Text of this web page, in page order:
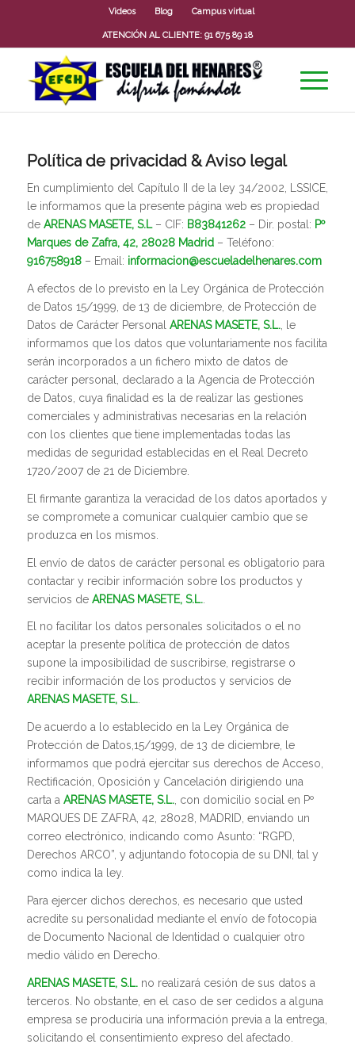
Videos Blog Campus virtual
ATENCIÓN AL CLIENTE: 91 675 89 18
Política de privacidad & Aviso legal
En cumplimiento del Capítulo II de la ley 34/2002, LSSICE,
le informamos que la presente página web es propiedad
de ARENAS MASETE, S.L– CIF: B83841262– Dir. postal: Pº
Marques de Zafra, 42, 28028 Madrid– Teléfono:
916758918– Email: informacion@escueladelhenares.com
A efectos de lo previsto en la Ley Orgánica de Protección
de Datos 15/1999, de 13 de diciembre, de Protección de
Datos de Carácter Personal ARENAS MASETE, S.L., le
informamos que los datos que voluntariamente nos facilita
serán incorporados a un fichero mixto de datos de
carácter personal, declarado a la Agencia de Protección
de Datos, cuya finalidad es la de realizar las gestiones
comerciales y administrativas necesarias en la relación
con los clientes que tiene implementadas todas las
medidas de seguridad establecidas en el Real Decreto
1720/2007 de 21 de Diciembre.
El firmante garantiza la veracidad de los datos aportados y
se compromete a comunicar cualquier cambio que se
produzca en los mismos.
El envío de datos de carácter personal es obligatorio para
contactar y recibir información sobre los productos y
servicios de ARENAS MASETE, S.L..
El no facilitar los datos personales solicitados o el no
aceptar la presente política de protección de datos
supone la imposibilidad de suscribirse, registrarse o
recibir información de los productos y servicios de
ARENAS MASETE, S.L..
De acuerdo a lo establecido en la Ley Orgánica de
Protección de Datos,15/1999, de 13 de diciembre, le
informamos que podrá ejercitar sus derechos de Acceso,
Rectificación, Oposición y Cancelación dirigiendo una
carta a ARENAS MASETE, S.L., con domicilio social en Pº
MARQUES DE ZAFRA, 42, 28028, MADRID, enviando un
correo electrónico, indicando como Asunto: “RGPD,
Derechos ARCO”, y adjuntando fotocopia de su DNI, tal y
como indica la ley.
Para ejercer dichos derechos, es necesario que usted
acredite su personalidad mediante el envío de fotocopia
de Documento Nacional de Identidad o cualquier otro
medio válido en Derecho.
ARENAS MASETE, S.L.no realizará cesión de sus datos a
terceros. No obstante, en el caso de ser cedidos a alguna
empresa se produciría una información previa a la entrega,
solicitando el consentimiento expreso del afectado.